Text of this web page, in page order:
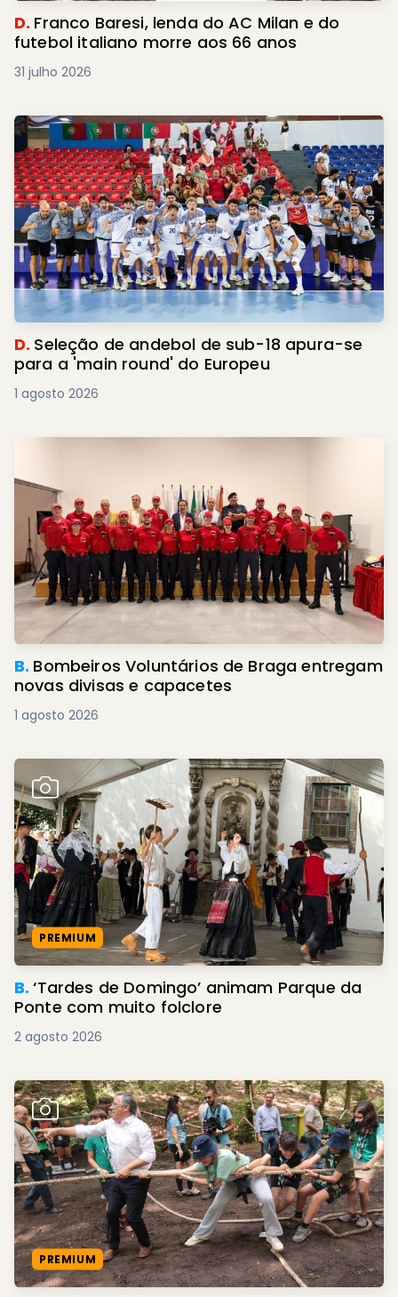
D. Franco Baresi, lenda do AC Milan e do
futebol italiano morre aos 66 anos
31 julho 2026
D. Seleção de andebol de sub-18 apura-se
para a 'main round' do Europeu
1 agosto 2026
B. Bombeiros Voluntários de Braga entregam
novas divisas e capacetes
1 agosto 2026
PREMIUM
B.‘Tardes de Domingo’ animam Parque da
Ponte com muito folclore
2 agosto 2026
PREMIUM